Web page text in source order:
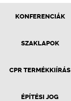
KONFERENCIÁK
SZAKLAPOK
CPR TERMÉKKIÍRÁS
ÉPÍTÉSI JOG